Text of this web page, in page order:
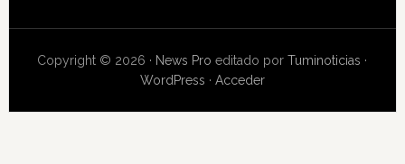
web
Copyright © 2026 · News Pro editado porTuminoticias ·
WordPress · Acceder